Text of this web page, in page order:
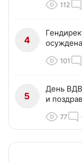
112
4
101
5
День ВДВ
и
77